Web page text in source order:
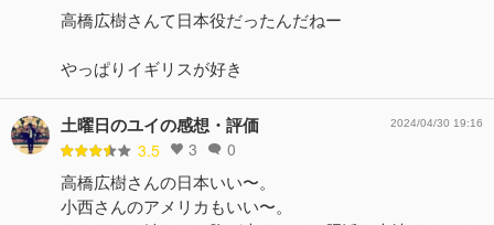
高橋広樹さんて日本役だったんだねー
やっぱりイギリスが好き
土曜日のユイの感想・評価
3.5 3 0
2024/04/30 19:16
高橋広樹さんの日本いい〜。
小西さんのアメリカもいい〜。